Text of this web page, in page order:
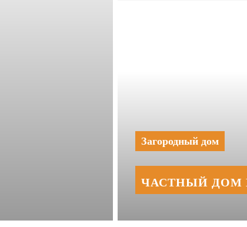
Загородный дом
ЧАСТНЫЙ ДОМ